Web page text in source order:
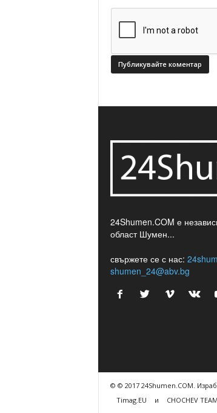
24Shumen.COM е
област Шумен...
свържете се с нас:
shumen_24@abv.bg
© © 2017 24Shumen.COM.
Timag.EU
и CHOCHEV TEAM